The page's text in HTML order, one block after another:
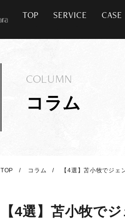
TOP SERVICE CASE
コラム
COLUMN
TOP コラム 【4選】苫小牧でジ
【4選】苫小牧で